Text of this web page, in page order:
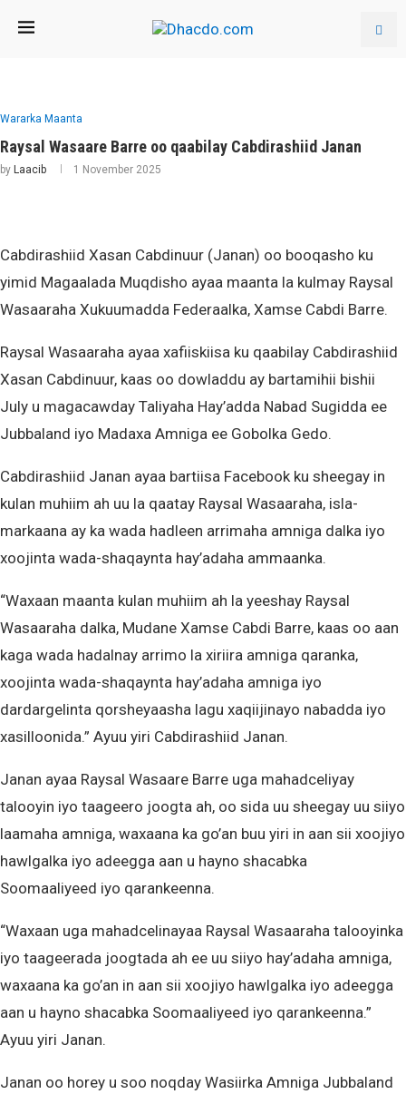
Wararka Maanta
Raysal Wasaare Barre oo qaabilay Cabdirashiid Janan
by Laacib 1 November 2025
Cabdirashiid Xasan Cabdinuur (Janan) oo booqasho ku
yimid Magaalada Muqdisho ayaa maanta la kulmay Raysal
Wasaaraha Xukuumadda Federaalka, Xamse Cabdi Barre.
Raysal Wasaaraha ayaa xafiiskiisa ku qaabilay Cabdirashiid
Xasan Cabdinuur, kaas oo dowladdu ay bartamihii bishii
July u magacawday Taliyaha Hay’adda Nabad Sugidda ee
Jubbaland iyo Madaxa Amniga ee Gobolka Gedo.
Cabdirashiid Janan ayaa bartiisa Facebook ku sheegay in
kulan muhiim ah uu la qaatay Raysal Wasaaraha, isla-
markaana ay ka wada hadleen arrimaha amniga dalka iyo
xoojinta wada-shaqaynta hay’adaha ammaanka.
“Waxaan maanta kulan muhiim ah la yeeshay Raysal
Wasaaraha dalka, Mudane Xamse Cabdi Barre, kaas oo aan
kaga wada hadalnay arrimo la xiriira amniga qaranka,
xoojinta wada-shaqaynta hay’adaha amniga iyo
dardargelinta qorsheyaasha lagu xaqiijinayo nabadda iyo
xasilloonida.” Ayuu yiri Cabdirashiid Janan.
Janan ayaa Raysal Wasaare Barre uga mahadceliyay
talooyin iyo taageero joogta ah, oo sida uu sheegay uu siiyo
laamaha amniga, waxaana ka go’an buu yiri in aan sii xoojiyo
hawlgalka iyo adeegga aan u hayno shacabka
Soomaaliyeed iyo qarankeenna.
“Waxaan uga mahadcelinayaa Raysal Wasaaraha talooyinka
iyo taageerada joogtada ah ee uu siiyo hay’adaha amniga,
waxaana ka go’an in aan sii xoojiyo hawlgalka iyo adeegga
aan u hayno shacabka Soomaaliyeed iyo qarankeenna.”
Ayuu yiri Janan.
Janan oo horey u soo noqday Wasiirka Amniga Jubbaland